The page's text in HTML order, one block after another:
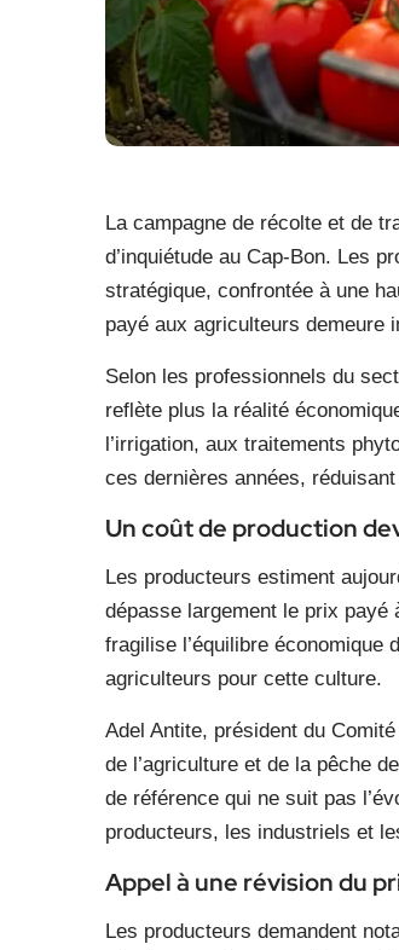
La campagne de récolte et de
d’inquiétude au Cap-Bon. Les
stratégique, confrontée à une
payé aux agriculteurs demeure
Selon les professionnels du
reflète plus la réalité
l’irrigation, aux traitements
ces dernières années,
Un coût de production
Les producteurs estiment
dépasse largement le prix payé
fragilise l’équilibre économique
agriculteurs pour cette culture.
Adel Antite, président du
de l’agriculture et de la pêche
de référence qui ne suit pas
producteurs, les industriels et
Appel à une révision du
Les producteurs demandent